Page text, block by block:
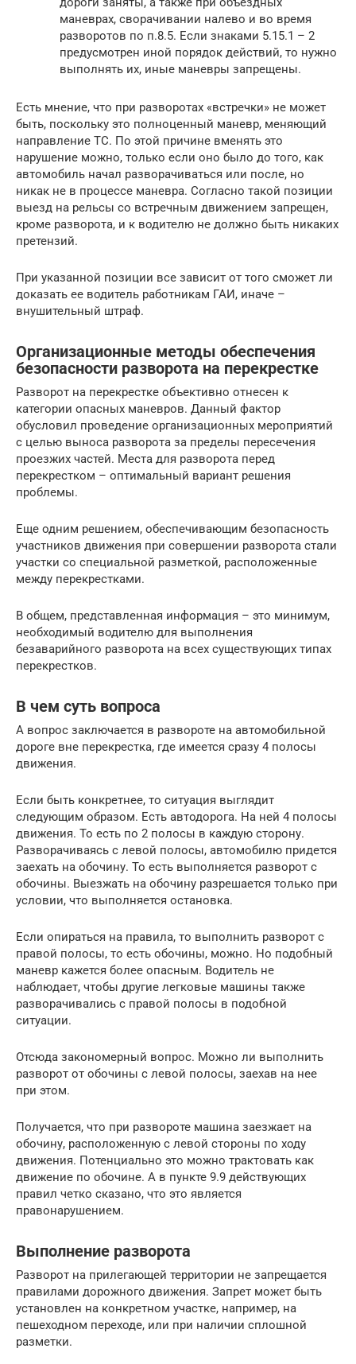
маневрах, сворачивании налево и во время
разворотов по п.8.5. Если знаками 5.15.1 – 2
предусмотрен иной порядок действий, то нужно
выполнять их, иные маневры запрещены.
Есть мнение, что при разворотах «встречки» не может
быть, поскольку это полноценный маневр, меняющий
направление ТС. По этой причине вменять это
нарушение можно, только если оно было до того, как
автомобиль начал разворачиваться или после, но
никак не в процессе маневра. Согласно такой позиции
выезд на рельсы со встречным движением запрещен,
кроме разворота, и к водителю не должно быть никаких
претензий.
При указанной позиции все зависит от того сможет ли
доказать ее водитель работникам ГАИ, иначе –
внушительный штраф.
Организационные методы обеспечения
безопасности разворота на перекрестке
Разворот на перекрестке объективно отнесен к
категории опасных маневров. Данный фактор
обусловил проведение организационных мероприятий
с целью выноса разворота за пределы пересечения
проезжих частей. Места для разворота перед
перекрестком – оптимальный вариант решения
проблемы.
Еще одним решением, обеспечивающим безопасность
участников движения при совершении разворота стали
участки со специальной разметкой, расположенные
между перекрестками.
В общем, представленная информация – это минимум,
необходимый водителю для выполнения
безаварийного разворота на всех существующих типах
перекрестков.
В чем суть вопроса
А вопрос заключается в развороте на автомобильной
дороге вне перекрестка, где имеется сразу 4 полосы
движения.
Если быть конкретнее, то ситуация выглядит
следующим образом. Есть автодорога. На ней 4 полосы
движения. То есть по 2 полосы в каждую сторону.
Разворачиваясь с левой полосы, автомобилю придется
заехать на обочину. То есть выполняется разворот с
обочины. Выезжать на обочину разрешается только при
условии, что выполняется остановка.
Если опираться на правила, то выполнить разворот с
правой полосы, то есть обочины, можно. Но подобный
маневр кажется более опасным. Водитель не
наблюдает, чтобы другие легковые машины также
разворачивались с правой полосы в подобной
ситуации.
Отсюда закономерный вопрос. Можно ли выполнить
разворот от обочины с левой полосы, заехав на нее
при этом.
Получается, что при развороте машина заезжает на
обочину, расположенную с левой стороны по ходу
движения. Потенциально это можно трактовать как
движение по обочине. А в пункте 9.9 действующих
правил четко сказано, что это является
правонарушением.
Выполнение разворота
Разворот на прилегающей территории не запрещается
правилами дорожного движения. Запрет может быть
установлен на конкретном участке, например, на
пешеходном переходе, или при наличии сплошной
разметки.